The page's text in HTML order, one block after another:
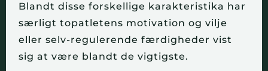
Blandt disse forskellige karakteristika har
særligt topatletens motivation og vilje
eller selv-regulerende færdigheder vist
sig at være blandt de vigtigste.